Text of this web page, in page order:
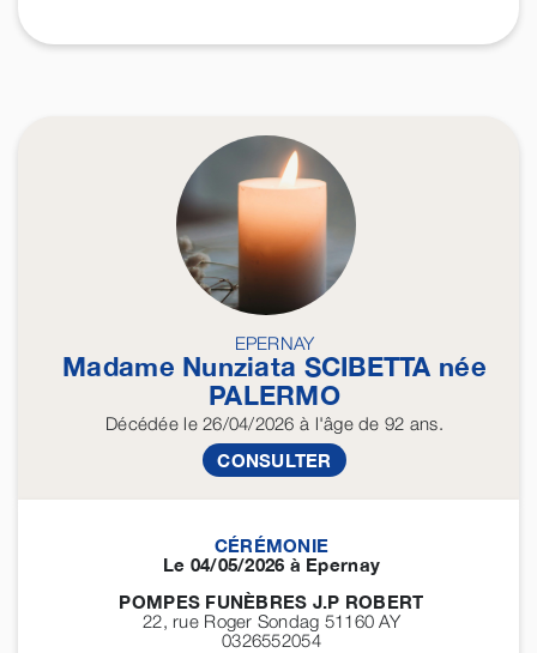
EPERNAY
Madame Nunziata SCIBETTA née
PALERMO
Décédéele 26/04/2026 à l'âge de 92 ans.
CONSULTER
CÉRÉMONIE
Le 04/05/2026 à Epernay
POMPES FUNÈBRES J.P ROBERT
22, rue Roger Sondag 51160AY
0326552054